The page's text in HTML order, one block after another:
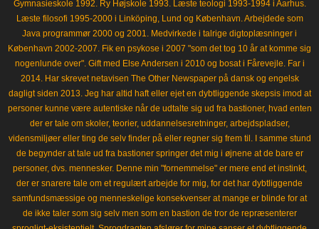
Gymnasieskole 1992. Ry Højskole 1993. Læste teologi 1993-1994 i Aarhus.
Læste filosofi 1995-2000 i Linköping, Lund og København. Arbejdede som
Java programmør 2000 og 2001. Medvirkede i talrige digtoplæsninger i
København 2002-2007. Fik en psykose i 2007 "som det tog 10 år at komme sig
nogenlunde over". Gift med Else Andersen i 2010 og bosat i Fårevejle. Far i
2014. Har skrevet netavisen The Other Newspaper på dansk og engelsk
dagligt siden 2013. Jeg har altid haft eller ejet en dybtliggende skepsis imod at
personer kunne være autentiske når de udtalte sig ud fra bastioner, hvad enten
der er tale om skoler, teorier, uddannelsesretninger, arbejdspladser,
vidensmiljøer eller ting de selv finder på eller regner sig frem til. I samme stund
de begynder at tale ud fra bastioner springer det mig i øjnene at de bare er
personer, dvs. mennesker. Denne min "fornemmelse" er mere end et instinkt,
der er snarere tale om et regulært arbejde for mig, for det har dybtliggende
samfundsmæssige og menneskelige konsekvenser at mange er blinde for at
de ikke taler som sig selv men som en bastion de tror de repræsenterer